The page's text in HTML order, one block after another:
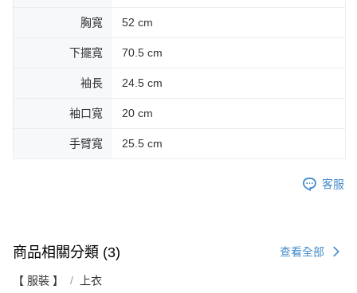
胸寬 52 cm
下擺寬 70.5 cm
袖長 24.5 cm
袖口寬 20 cm
手臂寬 25.5 cm
客服
商品相關分類 (3) 查看全部
【 服裝 】 上衣